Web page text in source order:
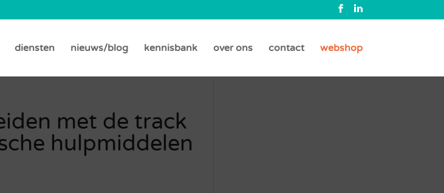
diensten nieuws/blog kennisbank over ons contact webshop
met de track
hulpmiddelen